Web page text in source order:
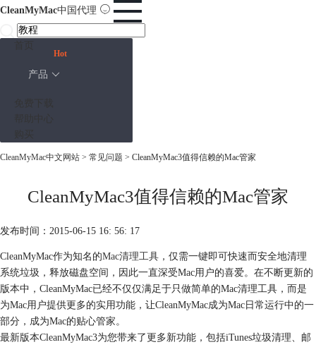
CleanMyMac中国代理
产品
Hot
CleanMyMac中文网站 > 常见问题 > CleanMyMac3值得信赖的Mac管家
CleanMyMac3值得信赖的Mac管家
发布时间：2015-06-15 16: 56: 17
CleanMyMac作为知名的Mac清理工具 ，仅需一键即可快速而安全地清理
系统垃圾，释放磁盘空间，因此一直深受Mac用户的喜爱。在不断更新的
版本中，CleanMyMac已经不仅仅满足于只做简单的Mac清理工具，而是
为Mac用户提供更多的实用功能，让CleanMyMac成为Mac日常运行中的一
部分，成为Mac的贴心管家。
最新版本CleanMyMac3为您带来了更多新功能，包括iTunes垃圾清理、邮